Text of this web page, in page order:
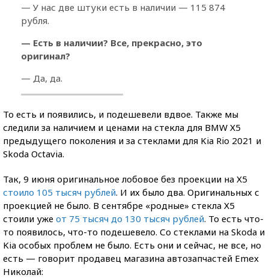
— У нас две штуки есть в наличии — 115 874
рубля.
— Есть в наличии? Все, прекрасно, это
оригинал?
— Да, да.
То есть и появились, и подешевели вдвое. Также мы
следили за наличием и ценами на стекла для BMW Х5
предыдущего поколения и за стеклами для Kia Rio 2021 и
Skoda Octavia.
Так, 9 июня оригинальное лобовое без проекции на Х5
стоило 105 тысяч рублей. И их было два. Оригинальных с
проекцией не было. В сентябре «родные» стекла Х5
стоили уже от 75 тысяч до 130 тысяч рублей. То есть что-
то появилось, что-то подешевело. Со стеклами на Skoda и
Kia особых проблем не было. Есть они и сейчас, не все, но
есть — говорит продавец магазина автозапчастей Emex
Николай: